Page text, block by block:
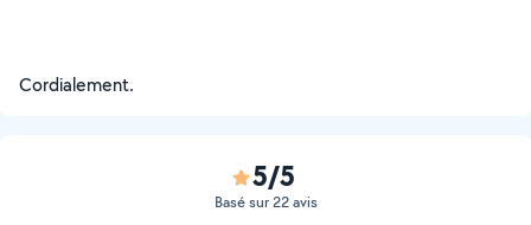
Cordialement.
5/5
Basé sur 22 avis